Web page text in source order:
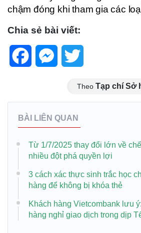
chậm đóng khi tham gia các
Chia sẻ bài viết:
FacebookMessenger
Theo Tạp chí Sở
BÀI LIÊN QUAN
Từ 1/7/2025 thay đổi lớn về
nhiều đột phá quyền lợi
3 cách xác thực sinh trắc học
hàng để không bị khóa thẻ
Khách hàng Vietcombank lưu
hàng nghỉ giao dịch trong dịp